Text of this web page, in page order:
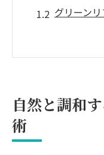
グリーン
自然素材
自然と調和
術